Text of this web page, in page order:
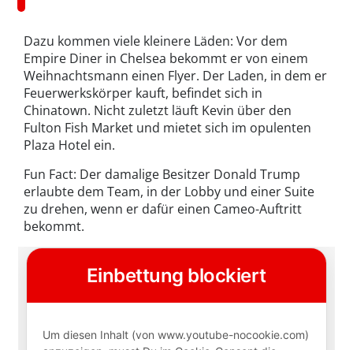
Dazu kommen viele kleinere Läden: Vor dem
Empire Diner in Chelsea bekommt er von einem
Weihnachtsmann einen Flyer. Der Laden, in dem er
Feuerwerkskörper kauft, befindet sich in
Chinatown. Nicht zuletzt läuft Kevin über den
Fulton Fish Market und mietet sich im opulenten
Plaza Hotel ein.
Fun Fact: Der damalige Besitzer Donald Trump
erlaubte dem Team, in der Lobby und einer Suite
zu drehen, wenn er dafür einen Cameo-Auftritt
bekommt.